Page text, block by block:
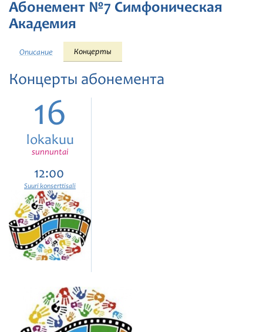
Konserttikalenteri
Festivaalit
Абонемент №7 Симфоническая
Академия
Описание Концерты
Концерты абонемента
16
lokakuu
sunnuntai
12:00
Suuri konserttisali